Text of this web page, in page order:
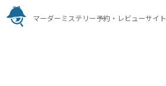
マーダーミステリー予約・レビューサイト